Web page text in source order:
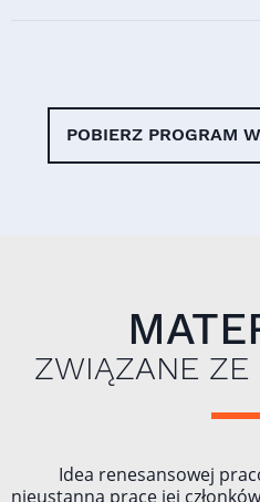
POBIERZ PROGRAM
ZWIĄZANE ZE
Idea renesansowej
nieustanną pracę jej